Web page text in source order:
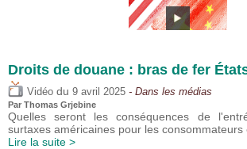
Droits de douane : bras de fer
Vidéo du 9 avril 2025 - Dans les médias
Par Thomas Grjebine
Quelles seront les conséquences de
surtaxes américaines pour les
Lire la suite >